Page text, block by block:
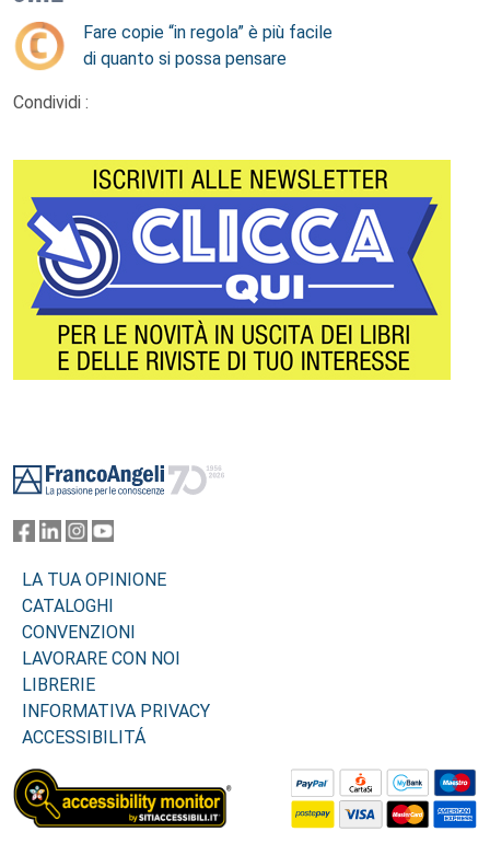
Fare copie “in regola” è più facile
di quanto si possa pensare
Condividi :
LA TUA OPINIONE
CATALOGHI
CONVENZIONI
LAVORARE CON NOI
LIBRERIE
INFORMATIVA PRIVACY
ACCESSIBILITÁ